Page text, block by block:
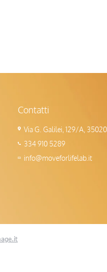
Contatti
Via G. Galilei, 129/A,
334 910 5289
info@moveforlifelab.it